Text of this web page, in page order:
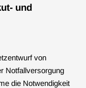
und
von
Notfallversorgung
die Notwendigkeit